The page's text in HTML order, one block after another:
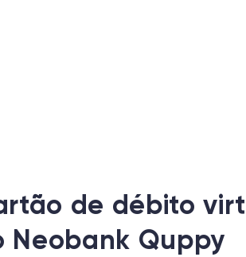
de débito
Neobank Quppy